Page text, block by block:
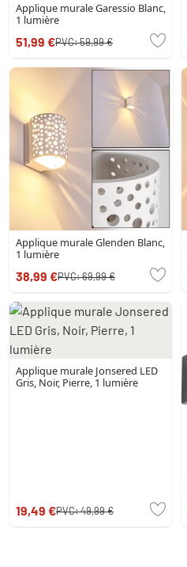
Applique murale Garessio Blanc,
1 lumière
51,99 €PVC:59,99 €
Applique murale Glenden Blanc,
1 lumière
38,99 €PVC:69,99 €
Applique murale Jonsered LED
Gris, Noir, Pierre, 1 lumière
19,49 €PVC:49,99 €